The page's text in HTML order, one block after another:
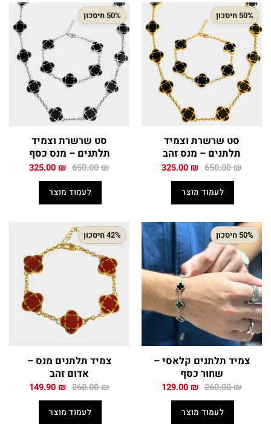
50% חיסכון
סט שרשרת וצמיד
תלתנים – מנס זהב
650.00₪ המחיר
650.00 ₪.
325.00 ₪ המחיר
לעמוד מוצר
50% חיסכון
סט שרשרת וצמיד
תלתנים – מנס כסף
650.00₪ המחיר
650.00 ₪.
325.00 ₪ המחיר
לעמוד מוצר
50% חיסכון
צמיד תלתנים קלאסי –
שחור כסף
260.00₪ המחיר
260.00 ₪.
129.00 ₪ המחיר
לעמוד מוצר
42% חיסכון
צמיד תלתנים מנס –
אדום זהב
260.00₪ המחיר
260.00 ₪.
149.90 ₪ המחיר
לעמוד מוצר